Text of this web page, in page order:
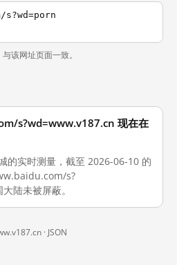
该网址页面一致。
s?wd=www.v187.cn 现在在
的实时测量，截至 2026-06-10 的
s?
陆未被屏蔽。
· JSON